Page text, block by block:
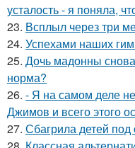
усталость - я поняла,
23. Всплыл через три
24. Успехами наших
25. Дочь мадонны
норма?
26. - Я на самом деле
Джимов и всего этого
27. Сбагрила детей под